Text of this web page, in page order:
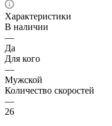
Характеристики
В наличии
—
Да
Для кого
—
Мужской
Количество скоростей
—
26